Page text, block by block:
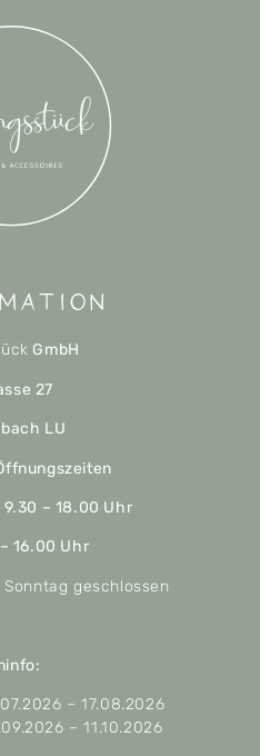
GmbH
27
LU
– 18.00 Uhr
16.00 Uhr
geschlossen
– 17.08.2026
– 11.10.2026